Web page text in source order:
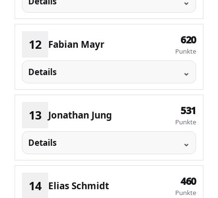
12 Fabian Mayr 620
Punkte
Details
13 Jonathan Jung 531
Punkte
Details
14 Elias Schmidt 460
Punkte